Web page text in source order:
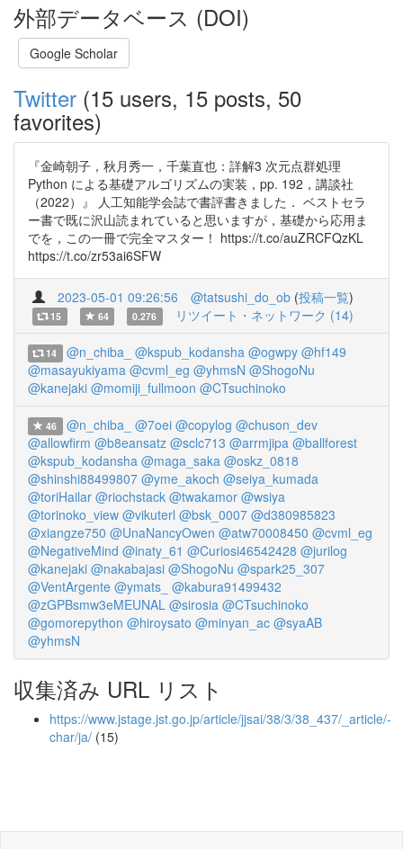
外部データベース (DOI)
Google Scholar
Twitter (15 users, 15 posts, 50
favorites)
『金崎朝子，秋月秀一，千葉直也：詳解3 次元点群処理
Python による基礎アルゴリズムの実装，pp. 192，講談社
（2022）』 人工知能学会誌で書評書きました． ベストセラ
ー書で既に沢山読まれていると思いますが，基礎から応用ま
でを，この一冊で完全マスター！ https://t.co/auZRCFQzKL
https://t.co/zr53ai6SFW
2023-05-01 09:26:56 @tatsushi_do_ob (投稿一覧)
15 64 0.276 リツイート・ネットワーク (14)
14 @n_chiba_ @kspub_kodansha @ogwpy @hf149
@masayukiyama @cvml_eg @yhmsN @ShogoNu
@kanejaki @momiji_fullmoon @CTsuchinoko
46 @n_chiba_ @7oei @copylog @chuson_dev
@allowfirm @b8eansatz @sclc713 @arrmjipa @ballforest
@kspub_kodansha @maga_saka @oskz_0818
@shinshi88499807 @yme_akoch @seiya_kumada
@toriHailar @riochstack @twakamor @wsiya
@torinoko_view @vikuterl @bsk_0007 @d380985823
@xiangze750 @UnaNancyOwen @atw70008450 @cvml_eg
@NegativeMind @inaty_61 @Curiosi46542428 @jurilog
@kanejaki @nakabajasi @ShogoNu @spark25_307
@VentArgente @ymats_ @kabura91499432
@zGPBsmw3eMEUNAL @sirosia @CTsuchinoko
@gomorepython @hiroysato @minyan_ac @syaAB
@yhmsN
収集済み URL リスト
https://www.jstage.jst.go.jp/article/jjsai/38/3/38_437/_article/-
char/ja/ (15)